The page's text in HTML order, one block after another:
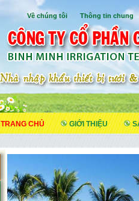
TRANG CHỦ GIỚI THIỆU
Về chúng tôi Thông tin chung